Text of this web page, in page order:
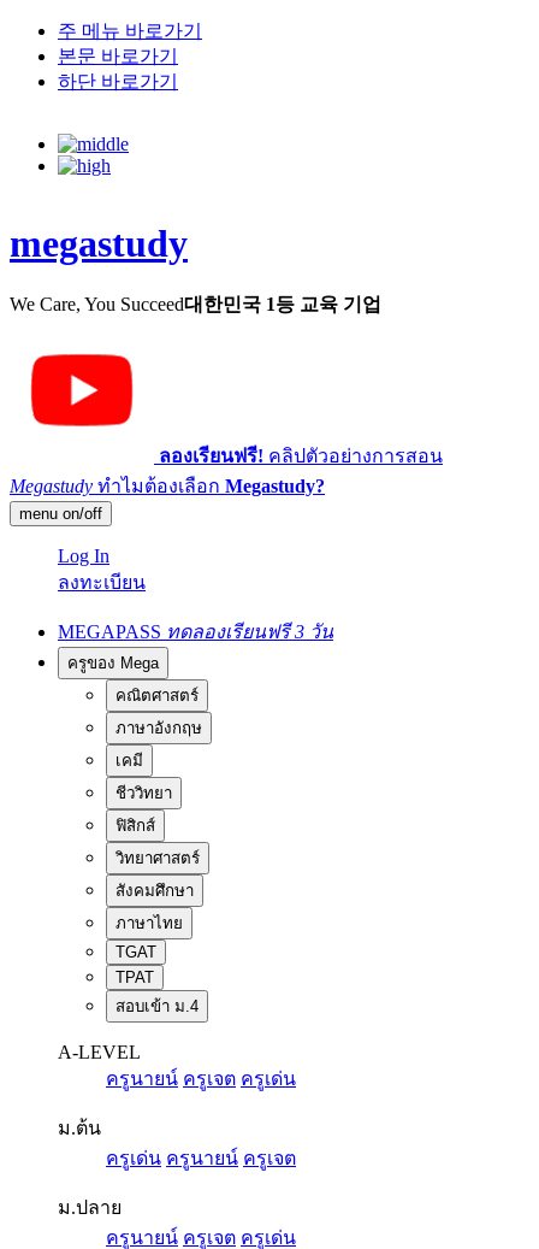
주 메뉴 바로가기
본문 바로가기
하단 바로가기
megastudy
We Care, You Succeed대한민국 1등 교육 기업
ลองเรียนฟรี! คลิปตัวอย่างการสอน
Megastudy ทำไมต้องเลือก Megastudy?
menu on/off
Log In
ลงทะเบียน
MEGAPASS ทดลองเรียนฟรี 3 วัน
ครูของ Mega
คณิตศาสตร์
ภาษาอังกฤษ
เคมี
ชีววิทยา
ฟิสิกส์
วิทยาศาสตร์
สังคมศึกษา
ภาษาไทย
TGAT
TPAT
สอบเข้า ม.4
A-LEVEL
ครูนายน์ ครูเจต ครูเด่น
ม.ต้น
ครูเด่น ครูนายน์ ครูเจต
ม.ปลาย
ครูนายน์ ครูเจต ครูเด่น